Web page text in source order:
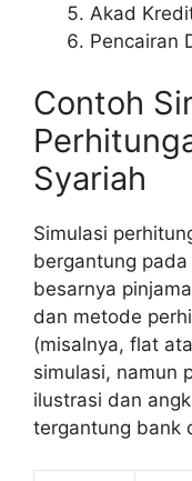
Akad
Pencairan
Contoh
Syariah
Simulasi
bergantung
besarnya
dan metode
(misalnya, flat
simulasi, namun
ilustrasi dan
tergantung bank